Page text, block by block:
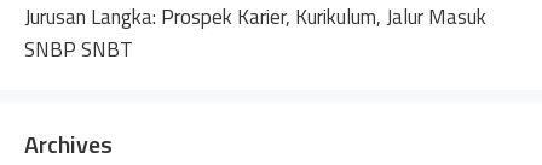
Jurusan Langka: Prospek Karier, Kurikulum, Jalur Masuk
SNBP SNBT
Archives